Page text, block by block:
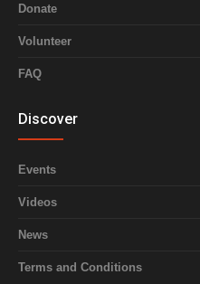
Donate
Volunteer
FAQ
Discover
Events
Videos
News
Terms and Conditions